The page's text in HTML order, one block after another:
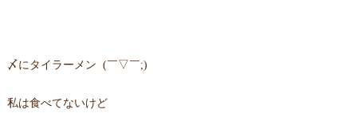
〆にタイラーメン (￣▽￣;)
私は食べてないけど